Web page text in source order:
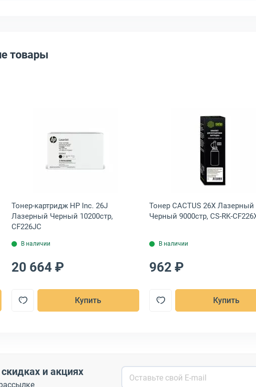
товары
9000стр, CF226X
картридж G&G 26X Лазерный Черный 9000стр, GG-CF226X
Открыть товар: Тонер-картридж HP Inc. 26J
Тонер-картридж HP Inc. 26J
Лазерный Черный 10200стр,
CF226JC
В наличии
20 664 ₽
Купить
Открыть
Тонер CACTUS 26X Лазерный
Черный 9000стр, CS-RK-
В наличии
962 ₽
Купить
и акциях